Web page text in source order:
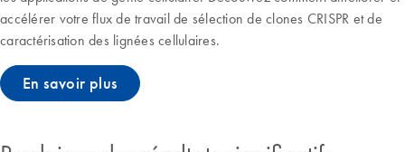
accélérer votre flux de travail de sélection de clones CRISPR et de
caractérisation des lignées cellulaires.
En savoir plus